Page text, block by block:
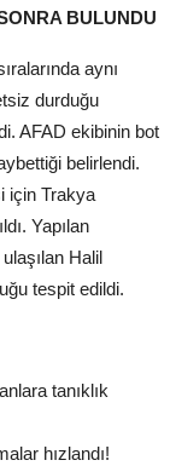
BULUNDU
aynı
durduğu
AFAD ekibinin bot
belirlendi.
için Trakya
Yapılan
Halil
tespit edildi.
tanıklık
hızlandı!